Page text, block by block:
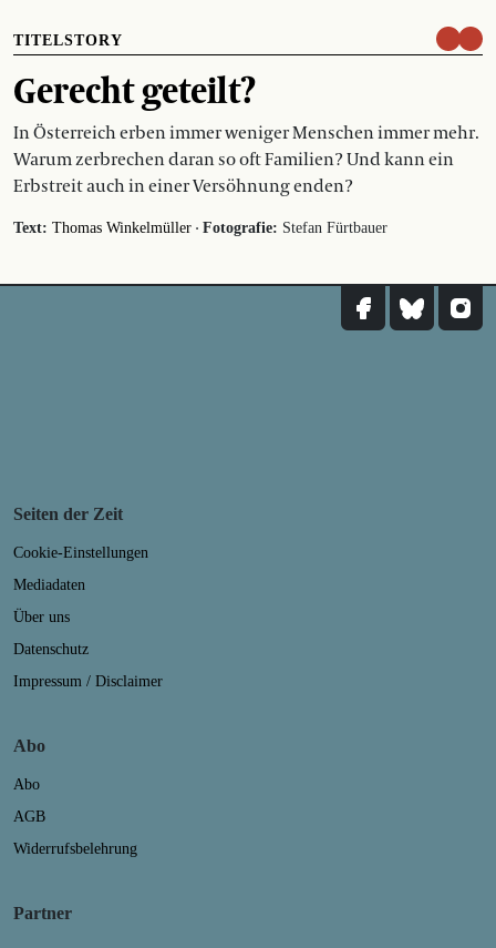
TITELSTORY
Gerecht geteilt?
In Österreich erben immer weniger Menschen immer mehr.
Warum zerbrechen daran so oft Familien? Und kann ein
Erbstreit auch in einer Versöhnung enden?
Text: Thomas Winkelmüller · Fotografie: Stefan Fürtbauer
Seiten der Zeit
Cookie-Einstellungen
Mediadaten
Über uns
Datenschutz
Impressum / Disclaimer
Abo
Abo
AGB
Widerrufsbelehrung
Partner